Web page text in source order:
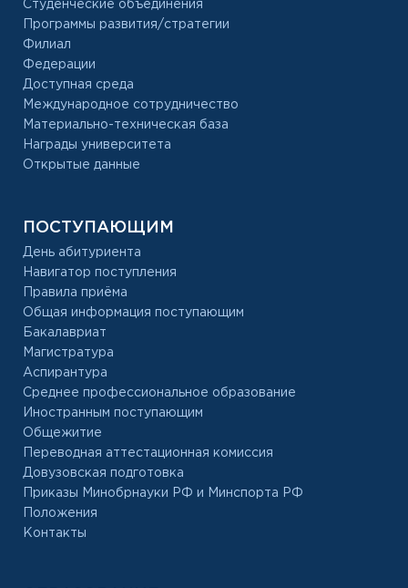
Студенческие объединения
Программы развития/стратегии
Филиал
Федерации
Доступная среда
Международное сотрудничество
Материально-техническая база
Награды университета
Открытые данные
ПОСТУПАЮЩИМ
День абитуриента
Навигатор поступления
Правила приёма
Общая информация поступающим
Бакалавриат
Магистратура
Аспирантура
Среднее профессиональное образование
Иностранным поступающим
Общежитие
Переводная аттестационная комиссия
Довузовская подготовка
Приказы Минобрнауки РФ и Минспорта РФ
Положения
Контакты